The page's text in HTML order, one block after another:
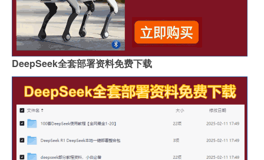
DeepSeek全套部署资料免费下载